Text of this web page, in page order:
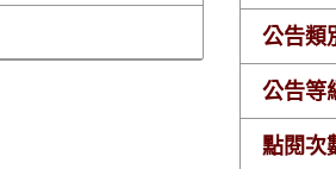
公告類
公告等
點閱次